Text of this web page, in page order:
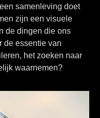
samenleving doet
zijn een visuele
de dingen die ons
de essentie van
het zoeken naar
waarnemen?